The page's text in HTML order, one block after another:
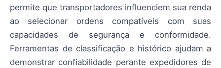
permite que transportadores influenciem sua renda
ao selecionar ordens compatíveis com suas
capacidades de segurança e conformidade.
Ferramentas de classificação e histórico ajudam a
demonstrar confiabilidade perante expedidores de